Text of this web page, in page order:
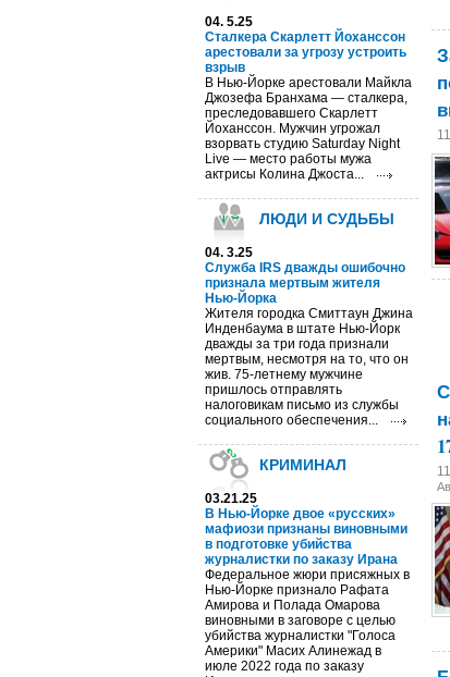
04. 5.25
Сталкера Скарлетт Йоханссон
арестовали за угрозу устроить
взрыв
В Нью-Йорке арестовали Майкла
Джозефа Бранхама — сталкера,
преследовавшего Скарлетт
Йоханссон. Мужчин угрожал
взорвать студию Saturday Night
Live — место работы мужа
актрисы Колина Джоста...
ЛЮДИ И СУДЬБЫ
04. 3.25
Cлужба IRS дважды ошибочно
признала мертвым жителя
Нью-Йорка
Жителя городка Смиттаун Джина
Инденбаума в штате Нью-Йорк
дважды за три года признали
мертвым, несмотря на то, что он
жив. 75-летнему мужчине
пришлось отправлять
налоговикам письмо из службы
социального обеспечения...
КРИМИНАЛ
03.21.25
В Нью-Йорке двое «русских»
мафиози признаны виновными
в подготовке убийства
журналистки по заказу Ирана
Федеральное жюри присяжных в
Нью-Йорке признало Рафата
Амирова и Полада Омарова
виновными в заговоре с целью
убийства журналистки "Голоса
Америки" Масих Алинежад в
июле 2022 года по заказу